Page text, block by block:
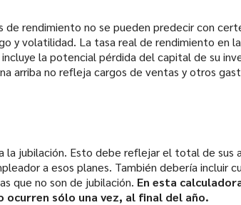
rendimiento no se pueden predecir con
y volatilidad. La tasa real de rendimiento en
la potencial pérdida del capital de su
arriba no refleja cargos de ventas y otros
jubilación. Esto debe reflejar el total de sus
a esos planes. También debería incluir
que no son de jubilación. En esta
sólo una vez, al final del año.